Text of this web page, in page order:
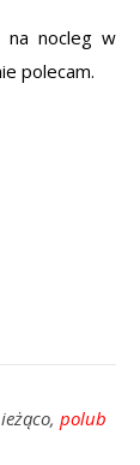
na nocleg w
polecam.
polub